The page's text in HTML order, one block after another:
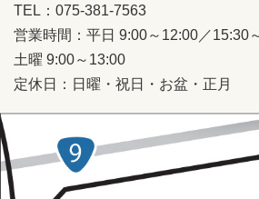
TEL：075-381-7563
営業時間：平日 9:00～12:00／15:30
土曜 9:00～13:00
定休日：日曜・祝日・お盆・正月